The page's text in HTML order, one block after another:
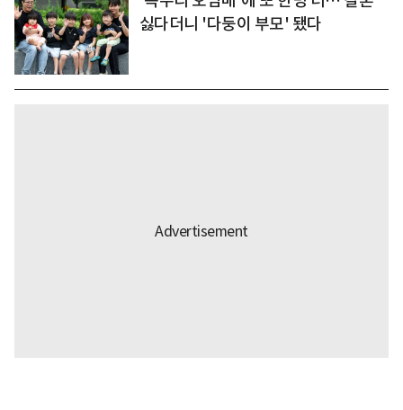
싫다더니 '다둥이 부모' 됐다